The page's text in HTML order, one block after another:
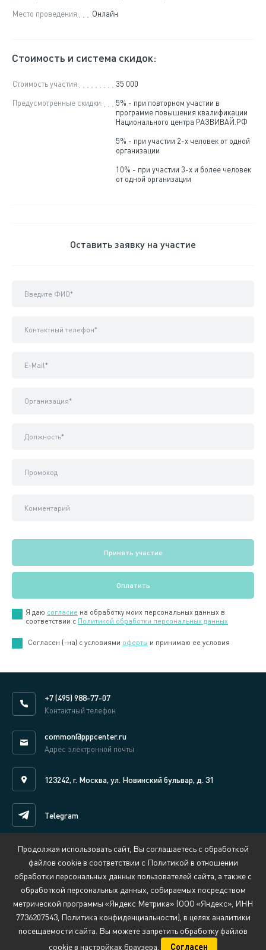
Оставить заявку на участие
Я даю согласие на обработку моих персональных данных в
соответствии с Политикой обработки персональных данных
Cогласен (-на) с условиями оферты и принимаю ее условия
Место проведения:
Онлайн
Стоимость и система скидок:
Стоимость участия:
35 000
Предусмотренные скидки:
5% - при повторном участии в
программе повышения квалификации
Национального центра РАЗВИВАЙ.РФ
5% - при участии 2-х человек от одной
организации
10% - при участии 3-х и более человек
от одной организации
+7 (495) 988-77-07
Контактный телефон
common@pppcenter.ru
Адрес электронной почты
123242, г. Москва, ул. Новинский бульвар, д. 31
Telegram
Написать нам онлайн
Политика обработки персональных данных
Противодействие коррупции
© 2009 - 2026 Национальный центр РАЗВИВАЙ.РФ
Продолжая использовать сайт, Вы соглашаетесь с обработкой
файлов cookie в соответствии с Политикой в отношении
обработки персональных данных пользователей сайта, а также с
обработкой персональных данных, собираемых посредством
метрической программы «Яндекс Метрика» (ООО «Яндекс», ИНН
7736207543, Политика конфиденциальности), в целях аналитики
посещаемости сайта. Вы можете запретить обработку файлов
cookie в настройках браузера.
Согласен